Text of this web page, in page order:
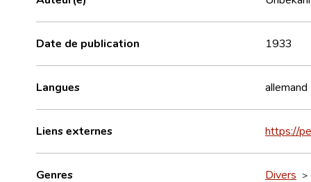
Date de publication 1933
Langues allemand
Liens externes https://
Genres Divers >